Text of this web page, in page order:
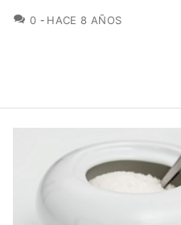
0 COMENTARIOS
HACE 8 AÑOS